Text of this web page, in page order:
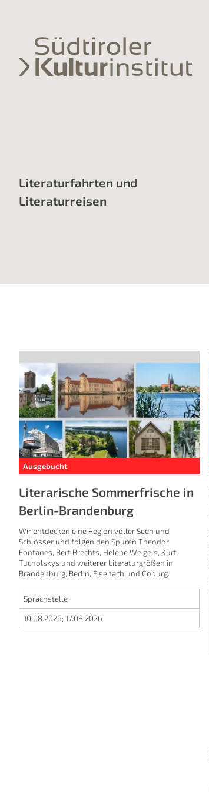
Literaturfahrten und
Literaturreisen
Ausgebucht
Literarische Sommerfrische in
Berlin-Brandenburg
Wir entdecken eine Region voller Seen und
Schlösser und folgen den Spuren Theodor
Fontanes, Bert Brechts, Helene Weigels, Kurt
Tucholskys und weiterer Literaturgrößen in
Brandenburg, Berlin, Eisenach und Coburg.
Sprachstelle
10.08.2026; 17.08.2026